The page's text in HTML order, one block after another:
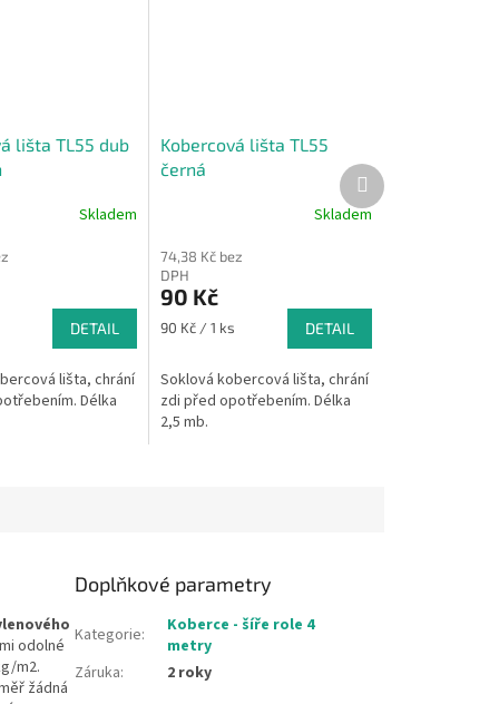
lišta TL55 dub
Skladem
DETAIL
lišta, chrání
Délka
Kobercová lišta TL55
černá
Skladem
74,38 Kč bez
DPH
90 Kč
Měrná
90 Kč / 1 ks DETAIL
Soklová kobercová lišta, chrání
zdi před opotřebením. Délka
2,5 mb.
Další
produkt
odolné
m2.
žádná
Doplňkové parametry
Kategorie:
Koberce - šíře role 4
metry
Záruka: 2 roky